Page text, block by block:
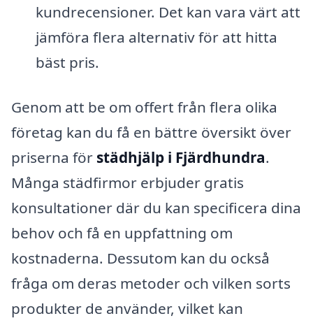
kundrecensioner. Det kan vara värt att
jämföra flera alternativ för att hitta
bäst pris.
Genom att be om offert från flera olika
företag kan du få en bättre översikt över
priserna för städhjälp i Fjärdhundra.
Många städfirmor erbjuder gratis
konsultationer där du kan specificera dina
behov och få en uppfattning om
kostnaderna. Dessutom kan du också
fråga om deras metoder och vilken sorts
produkter de använder, vilket kan